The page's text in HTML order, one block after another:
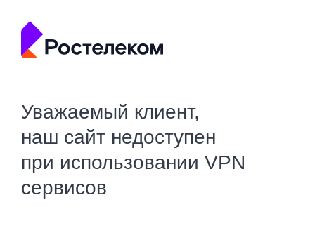
Уважаемый клиент,
наш сайт недоступен
при использовании VPN
сервисов